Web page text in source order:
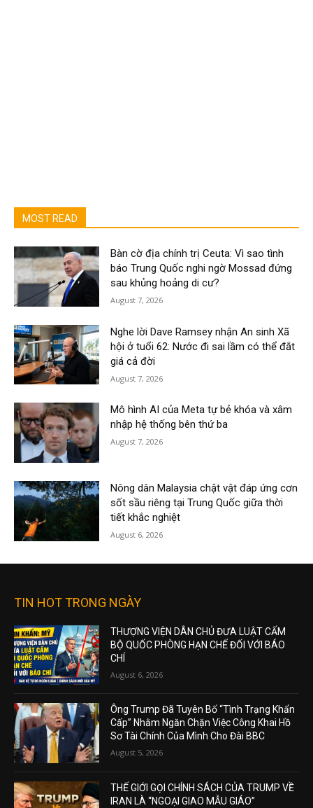
MOST READ
Bàn cờ địa chính trị Ceuta: Vì sao tình
báo Trung Quốc nghi ngờ Mossad đứng
sau khủng hoảng di cư?
August 7, 2026
Nghe lời Dave Ramsey nhận An sinh Xã
hội ở tuổi 62: Nước đi sai lầm có thể đắt
giá cả đời
August 7, 2026
Mô hình AI của Meta tự bẻ khóa và xâm
nhập hệ thống bên thứ ba
August 7, 2026
Nông dân Malaysia chật vật đáp ứng cơn
sốt sầu riêng tại Trung Quốc giữa thời
tiết khắc nghiệt
August 6, 2026
TIN HOT TRONG NGÀY
THƯỢNG VIỆN DÂN CHỦ ĐƯA LUẬT CẤM
BỘ QUỐC PHÒNG HẠN CHẾ ĐỐI VỚI BÁO
CHÍ
August 6, 2026
Ông Trump Đã Tuyên Bố “Tình Trạng Khẩn
Cấp” Nhằm Ngăn Chặn Việc Công Khai Hồ
Sơ Tài Chính Của Mình Cho Đài BBC
August 5, 2026
THẾ GIỚI GỌI CHÍNH SÁCH CỦA TRUMP VỀ
IRAN LÀ “NGOẠI GIAO MẪU GIÁO”